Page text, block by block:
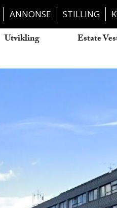
ANNONSE STILLING
Utvikling Estate